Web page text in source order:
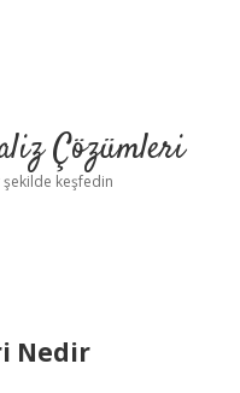
Çözümleri
şekilde keşfedin
Nedir